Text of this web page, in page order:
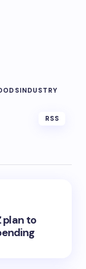
INDUSTRY
RSS
plan to